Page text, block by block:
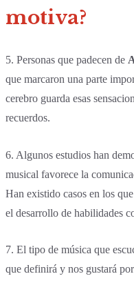
motiva?
5. Personas que padecen de
que marcaron una parte
cerebro guarda esas
recuerdos.
6. Algunos estudios han
musical favorece la
Han existido casos en los
el desarrollo de habilidades
7. El tipo de música que
que definirá y nos gustará